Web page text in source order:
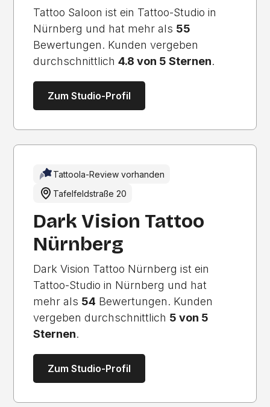
Tattoo Saloon ist ein Tattoo-Studio in
Nürnberg und hat mehr als 55
Bewertungen. Kunden vergeben
durchschnittlich4.8 von 5 Sternen.
Zum Studio-Profil
Tattoola-Review vorhanden
Tafelfeldstraße 20
Dark Vision Tattoo
Nürnberg
Dark Vision Tattoo Nürnberg ist ein
Tattoo-Studio in Nürnberg und hat
mehr als 54 Bewertungen. Kunden
vergeben durchschnittlich 5 von 5
Sternen.
Zum Studio-Profil